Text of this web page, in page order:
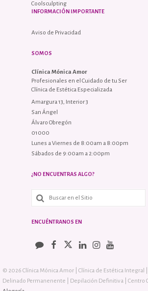
Coolsculpting
INFORMACIÓN IMPORTANTE
Aviso de Privacidad
SOMOS
Clínica Mónica Amor
Profesionales en el Cuidado de tu Ser
Clínica de Estética Especializada
Amargura 13, Interior 3
San Ángel
Álvaro Obregón
01000
Lunes a Viernes de 8:00am a 8:00pm
Sábados de 9:00am a 2:00pm
¿NO ENCUENTRAS ALGO?
ENCUÉNTRANOS EN
© 2026 Clínica Mónica Amor | Clínica de Estética Integral |
Delinado Permanenente | Depilación Definitiva | Centro